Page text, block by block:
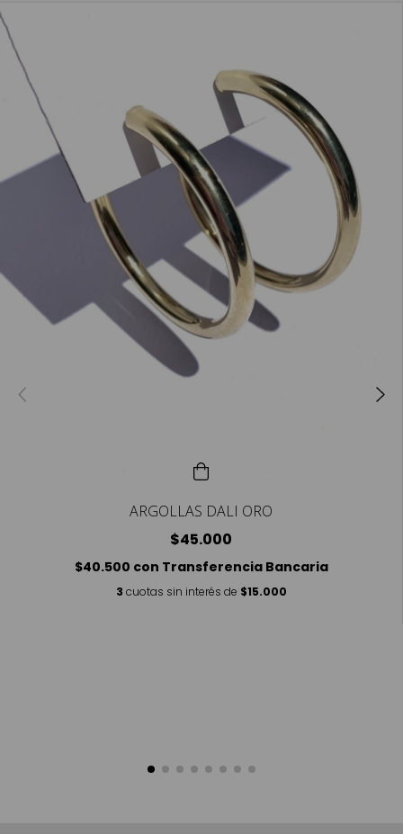
ARGOLLAS DALI ORO
$45.000
$40.500 con Transferencia Bancaria
3 cuotas sin interés de $15.000